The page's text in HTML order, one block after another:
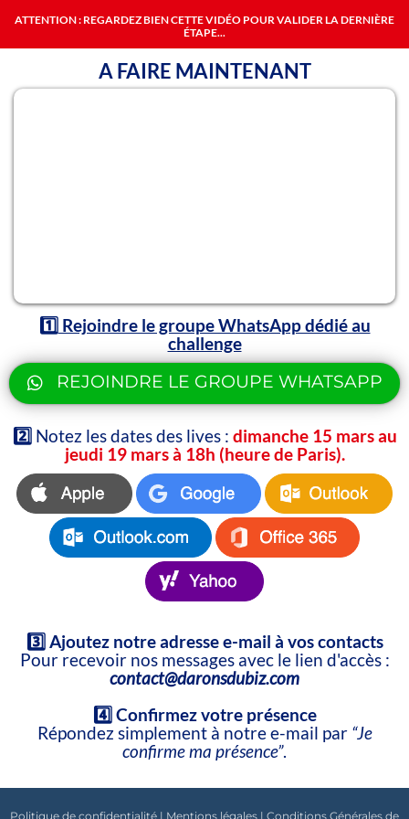
ATTENTION : REGARDEZ BIEN CETTE VIDÉO POUR VALIDER LA DERNIÈRE
ÉTAPE...
A FAIRE MAINTENANT
1️⃣Rejoindre le groupe WhatsApp dédié au
challenge
REJOINDRE LE GROUPE WHATSAPP
2️⃣ Notez les dates des lives : dimanche 15 mars au
jeudi 19 mars à 18h (heure de Paris).
3️⃣ Ajoutez notre adresse e-mail à vos contacts
Pour recevoir nos messages avec le lien d'accès :
contact@daronsdubiz.com
4️⃣Confirmez votre présence
Répondez simplement à notre e-mail par “Je
confirme ma présence”.
Politique de confidentialité | Mentions légales | Conditions Générales de